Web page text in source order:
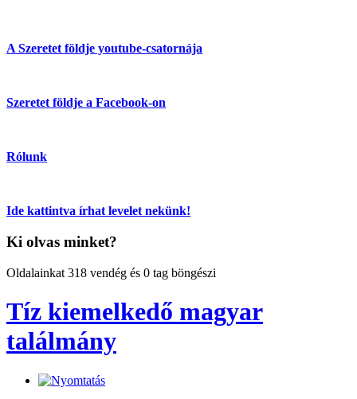
A Szeretet földje youtube-csatornája
Szeretet földje a Facebook-on
Rólunk
Ide kattintva írhat levelet nekünk!
Ki olvas minket?
Oldalainkat 318 vendég és 0 tag böngészi
Tíz kiemelkedő magyar
találmány